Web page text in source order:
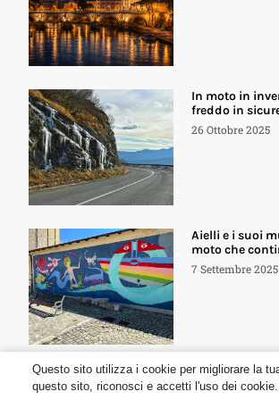
In moto in
freddo in
26 Ottobre 2025
Aielli e i suoi
moto che
7 Settembre 2025
© dueruoteinviaggio.it
Questo sito utilizza i cookie per migliorare la
questo sito, riconosci e accetti l'uso dei cookie.